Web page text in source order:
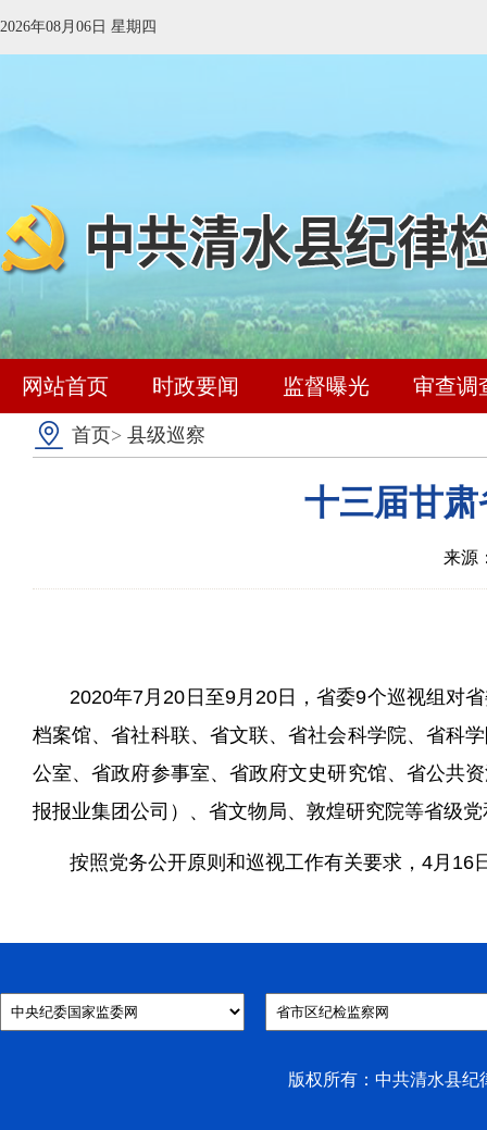
2026年08月06日 星期四
网站首页 时政要闻 监督曝光 审查调
首页> 县级巡察
十三届甘
来源
2020年7月20日至9月20日，省委9个巡视组对
档案馆、省社科联、省文联、省社会科学院、省科
公室、省政府参事室、省政府文史研究馆、省公共
报报业集团公司）、省文物局、敦煌研究院等省级
按照党务公开原则和巡视工作有关要求，4月
版权所有：中共清水县纪